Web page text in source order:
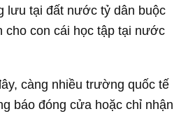
lưu tại đất nước tỷ dân buộc
cho con cái học tập tại nước
càng nhiều trường quốc tế
báo đóng cửa hoặc chỉ nhận